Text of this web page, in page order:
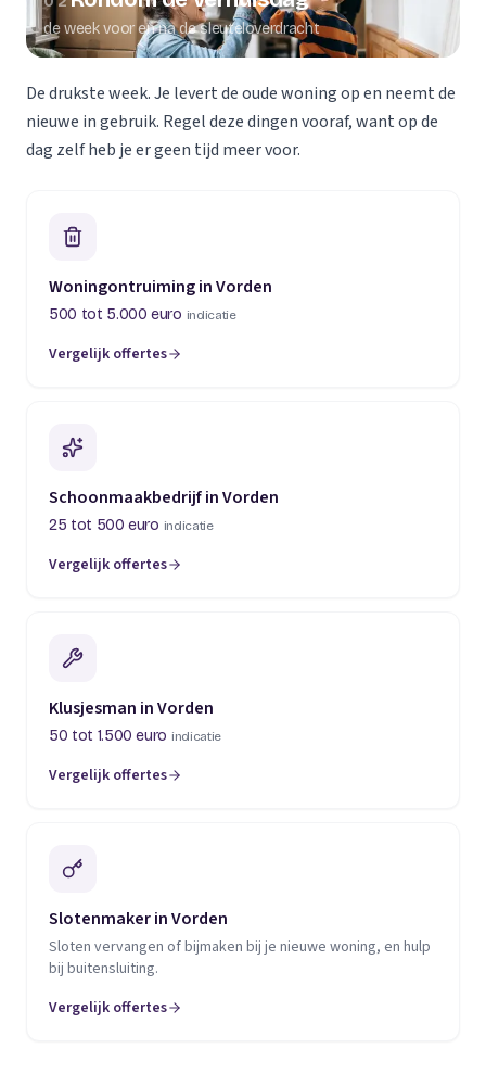
de week voor en na de sleuteloverdracht
De drukste week. Je levert de oude woning op en neemt de
nieuwe in gebruik. Regel deze dingen vooraf, want op de
dag zelf heb je er geen tijd meer voor.
Woningontruiming in Vorden
500 tot 5.000 euro indicatie
Vergelijk offertes
Schoonmaakbedrijf in Vorden
25 tot 500 euro indicatie
Vergelijk offertes
Klusjesman in Vorden
50 tot 1.500 euro indicatie
Vergelijk offertes
Slotenmaker in Vorden
Sloten vervangen of bijmaken bij je nieuwe woning, en hulp
bij buitensluiting.
Vergelijk offertes